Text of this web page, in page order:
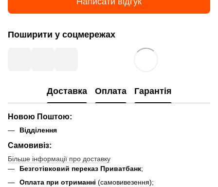
Поширити у соцмережах
Доставка Оплата Гарантія
Новою Поштою:
Відділення
Самовивіз:
Більше інформації про доставку
Безготівковий переказ Приватбанк;
Оплата при отриманні (самовивезення);